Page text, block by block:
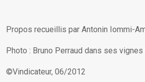
Propos recueillis par Antonin Iommi-
Photo : Bruno Perraud dans ses vignes
©Vindicateur, 06/2012